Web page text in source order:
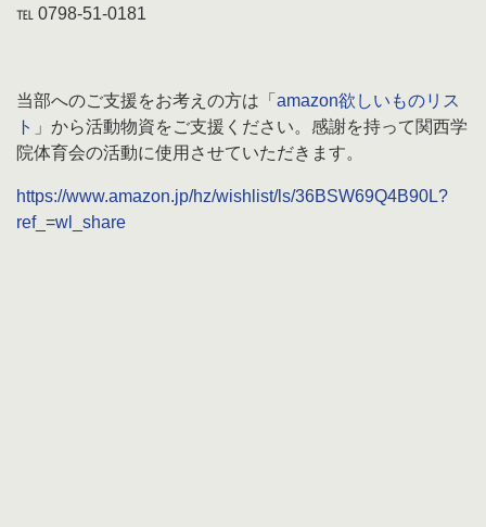
℡ 0798-51-0181
当部へのご支援をお考えの方は「 amazon欲しいものリス
ト 」から活動物資をご支援ください。感謝を持って関西学
院体育会の活動に使用させていただきます。
https://www.amazon.jp/hz/wishlist/ls/36BSW69Q4B90L?
ref_=wl_share